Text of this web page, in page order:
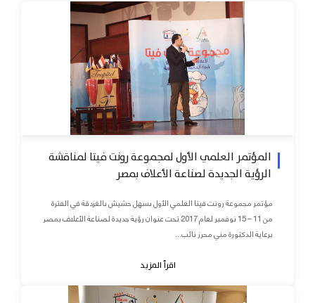
المؤتمر العلمي الأول لمجموعة رونت فيتا لمناقشة
الرؤية الجديدة لصناعة الأعلاف بمصر
مؤتمر مجموعة رونت فيتا العلمي الأول بسهل حشيش بالغردقة في الفترة
من 11 – 15 نوفمبر لعام 2017 تحت عنوان رؤية جديدة لصناعة الأعلاف بمصر
برعاية الدكتورة مني محرز نائب...
اقرأ المزيد